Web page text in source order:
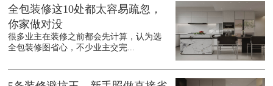
全包装修这10处都太容易疏忽，
你家做对没
很多业主在装修之前都会先计算，认为选
全包装修图省心，不少业主交完...